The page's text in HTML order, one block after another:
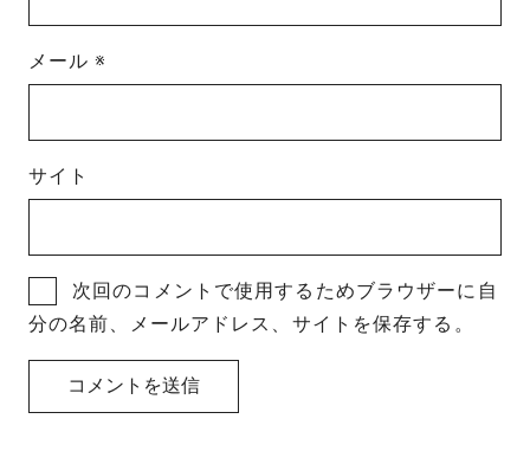
メール※
サイト
次回のコメントで使用するためブラウザーに自
分の名前、メールアドレス、サイトを保存する。